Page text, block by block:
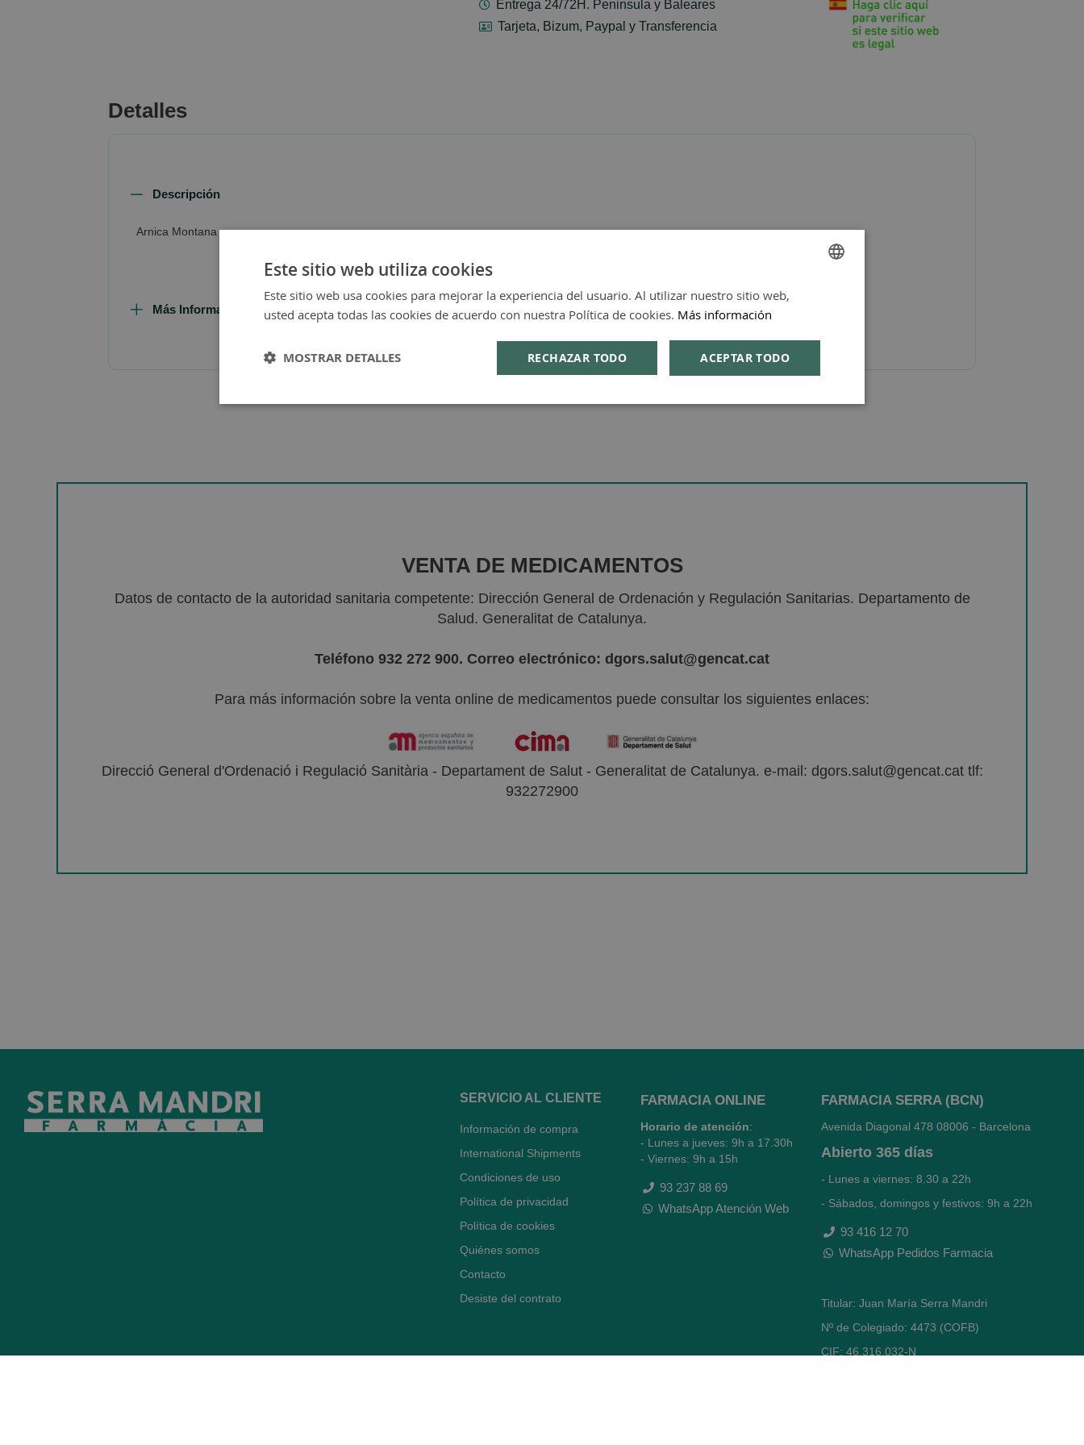
Entrega 24/72H. Peninsula y Baleares
Tarjeta, Bizum, Paypal y Transferencia
Detalles
Descripción
Arnica Montana
Más Información
VENTA DE MEDICAMENTOS
Datos de contacto de la autoridad sanitaria competente: Dirección General de Ordenación y Regulación Sanitarias. Departamento de
Salud. Generalitat de Catalunya.
Teléfono 932 272 900. Correo electrónico: dgors.salut@gencat.cat
Para más información sobre la venta online de medicamentos puede consultar los siguientes enlaces:
Direcció General d'Ordenació i Regulació Sanitària - Departament de Salut - Generalitat de Catalunya. e-mail: dgors.salut@gencat.cat tlf:
932272900
SERVICIO AL CLIENTE
Información de compra
International Shipments
Condiciones de uso
Política de privacidad
Política de cookies
Quiénes somos
Contacto
Desiste del contrato
FARMACIA ONLINE
Horario de atención:
- Lunes a jueves: 9h a 17.30h
- Viernes: 9h a 15h
93 237 88 69
WhatsApp Atención Web
FARMACIA SERRA (BCN)
Avenida Diagonal 478 08006 - Barcelona
Abierto 365 días
- Lunes a viernes: 8.30 a 22h
- Sábados, domingos y festivos: 9h a 22h
93 416 12 70
WhatsApp Pedidos Farmacia
Titular: Juan María Serra Mandri
Nº de Colegiado: 4473 (COFB)
CIF: 46.316.032-N
Este sitio web utiliza cookies
Este sitio web usa cookies para mejorar la experiencia del usuario. Al utilizar nuestro sitio web,
usted acepta todas las cookies de acuerdo con nuestra Política de cookies. Más información
ACEPTAR TODO
RECHAZAR TODO
MOSTRAR DETALLES